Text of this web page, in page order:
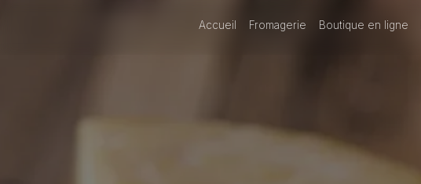
Accueil Fromagerie Boutique en ligne